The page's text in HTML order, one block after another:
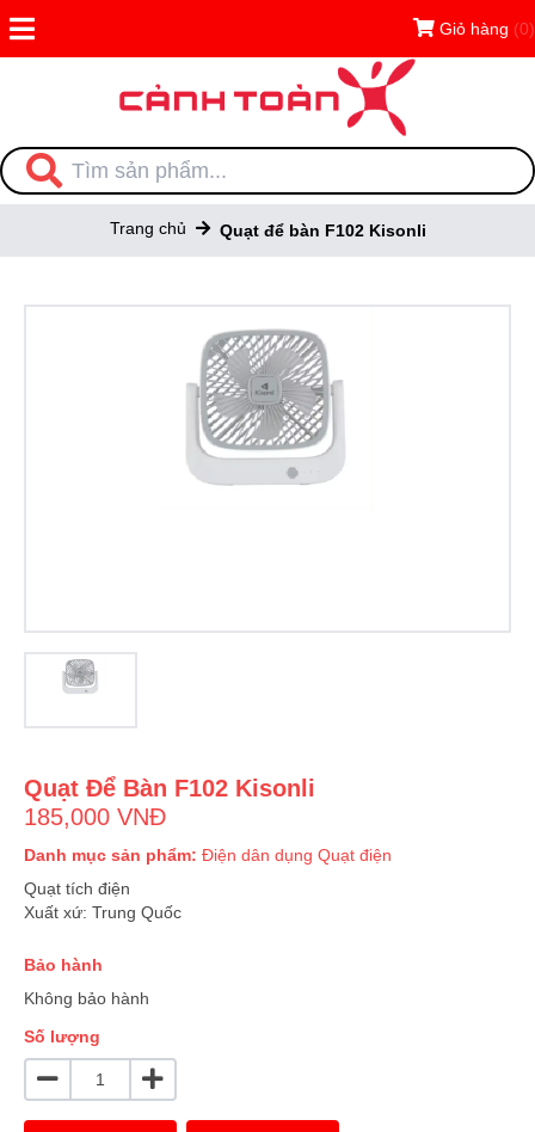
Giỏ hàng (0)
Trang chủ Quạt để bàn F102 Kisonli
Quạt Để Bàn F102 Kisonli
185,000 VNĐ
Danh mục sản phẩm: Điện dân dụng Quạt điện
Quạt tích điện
Xuất xứ: Trung Quốc
Bảo hành
Không bảo hành
Số lượng